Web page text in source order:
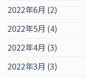
2022年6月 (2)
2022年5月 (4)
2022年4月 (3)
2022年3月 (3)